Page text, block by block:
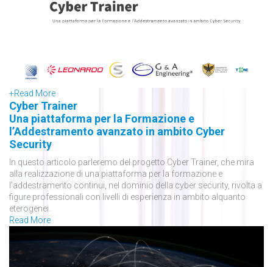
+Read More
Cyber Trainer
Una piattaforma per la Formazione e
l’Addestramento avanzato in ambito Cyber
Security
In questo articolo parleremo del progetto Cyber Trainer, che mira
alla realizzazione di una piattaforma per la formazione e
l’addestramento continui, nel dominio della cyber security, rivolta a
figure professionali con livelli di esperienza in ambito alquanto
eterogenei.
Read More